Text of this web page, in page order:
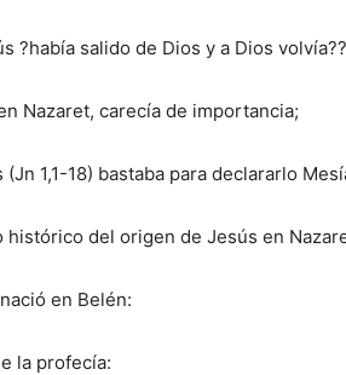
?había salido de Dios y a Dios
Nazaret, carecía de importancia;
1,1-18) bastaba para declararlo
histórico del origen de Jesús en
en Belén:
la profecía: